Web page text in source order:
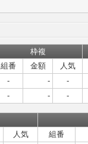
枠複
組番 金額 人気
- - -
- - -
人気 組番